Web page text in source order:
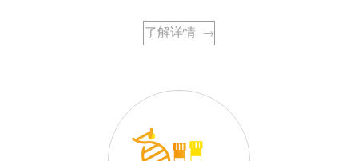
了解详情 →